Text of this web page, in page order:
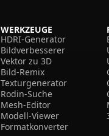
WERKZEUGE
HDRI-Generator
Bildverbesserer
Vektor zu 3D
Bild-Remix
Texturgenerator
Rodin-Suche
Mesh-Editor
Modell-Viewer
Formatkonverter